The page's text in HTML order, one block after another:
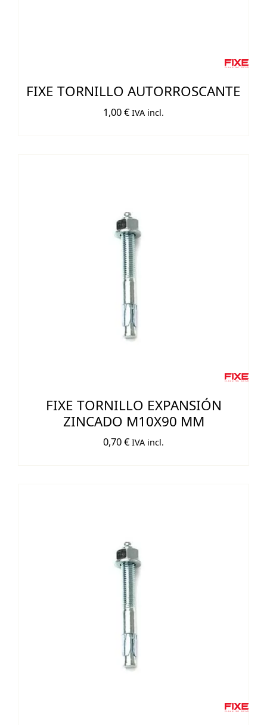
FIXE TORNILLO AUTORROSCANTE
1,00€ IVA incl.
FIXE TORNILLO EXPANSIÓN
ZINCADO M10X90 MM
0,70€ IVA incl.